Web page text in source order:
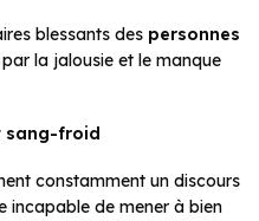
blessants des personnes
la jalousie et le manque
sang-froid
constamment un discours
incapable de mener à bien